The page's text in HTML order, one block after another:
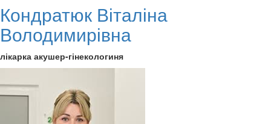
Кондратюк Віталіна
Володимирівна
лікарка акушер-гінекологиня